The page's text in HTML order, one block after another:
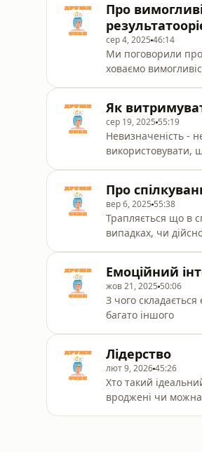
Про
сер 4, 2025 46:14
Ми поговорили про
ховаємо
Як
сер 19, 2025 55:19
Невизначеність -
використовувати,
Про
вер 6, 2025 55:38
Трапляється що в
випадках, чи
Емоційний
жов 21, 2025 50:06
З чого
багато іншого
Лідерство
лют 9, 202645:26
Хто такий
вроджені чи можна